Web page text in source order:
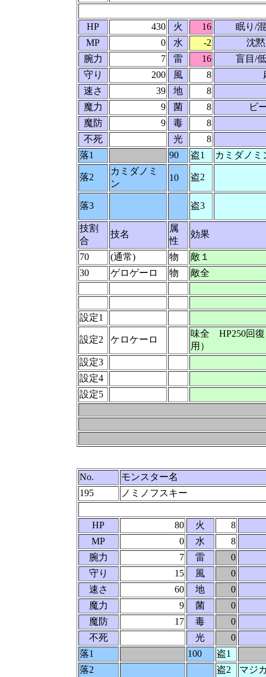
HP 430 火 16
眠り/
MP
0 水 -2
沈黙
腕力
7 雷 16
盲目/
守り
200 風 8
速さ
39 地
8
魔力
9 菌 8
ビ
魔防
9 毒
8
不死
光
8
落1
90 盗1 カミダノミ
落2
カミダノミ
ン
10 盗2
落3 盗3
技割
合
技名
属
性
効果
70 (通常) 物
敵１
30
ゲロゲーロ 物 敵全
設定1
設定2 ケロケーロ
味全 HP250回
用）
設定3
設定4
設定5
No.
モンスター名
195
ノミノフスキー
HP 80 火
8
MP
0 水
8
腕力
7 雷
0
守り
15 風
0
速さ
60 地
0
魔力
9 菌
0
魔防
17 毒
0
不死
光
0
落1
100
盗1
落2
盗2
マジ